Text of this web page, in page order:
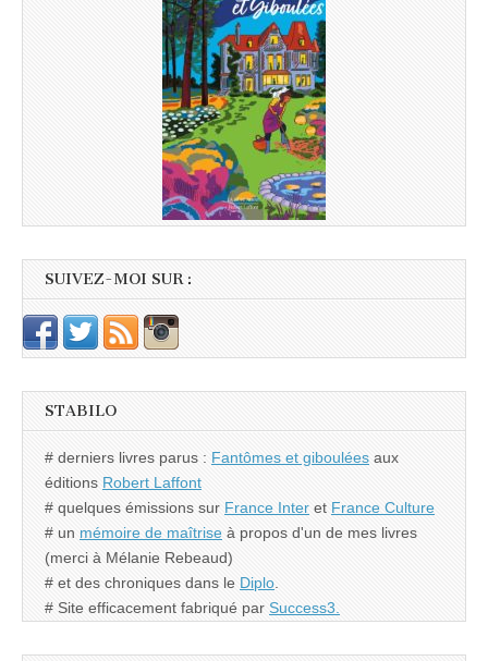
SUIVEZ-MOI SUR :
STABILO
# derniers livres parus : Fantômes et giboulées aux
éditions Robert Laffont
# quelques émissions sur France Inter et France Culture
# un mémoire de maîtrise à propos d'un de mes livres
(merci à Mélanie Rebeaud)
# et des chroniques dans le Diplo
# Site efficacement fabriqué par Success3.